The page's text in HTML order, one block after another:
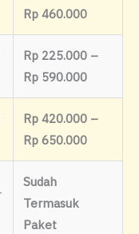
Rp 460.000
Rp 225.000 –
Rp 590.000
Rp 420.000 –
Rp 650.000
Sudah
Termasuk
Paket